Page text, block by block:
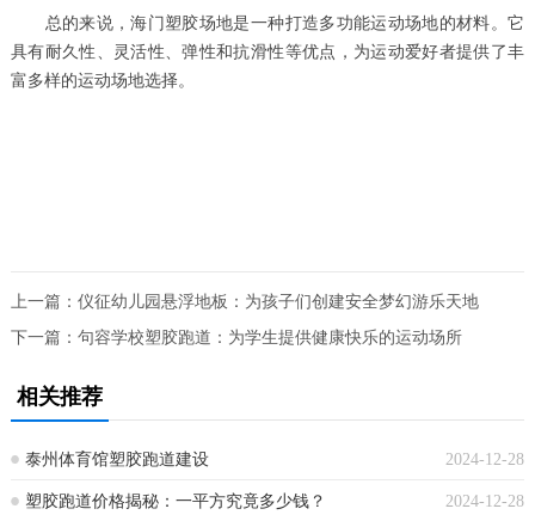
总的来说，海门塑胶场地是一种打造多功能运动场地的材料。它
具有耐久性、灵活性、弹性和抗滑性等优点，为运动爱好者提供了丰
富多样的运动场地选择。
上一篇： 仪征幼儿园悬浮地板：为孩子们创建安全梦幻游乐天地
下一篇： 句容学校塑胶跑道：为学生提供健康快乐的运动场所
相关推荐
2024-12-28
泰州体育馆塑胶跑道建设
2024-12-28
塑胶跑道价格揭秘：一平方究竟多少钱？